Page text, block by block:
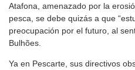
Atafona, amenazado por la
pesca, se debe quizás a que
preocupación por el futuro, al
Bulhões.
Ya en Pescarte, sus directivos